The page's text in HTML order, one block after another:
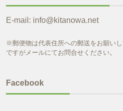
E-mail: info@kitanowa.net
※郵便物は代表住所への郵送をお願い
ですがメールにてお問合せください。
Facebook